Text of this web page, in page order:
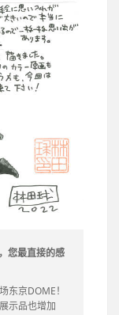
您最直接的感
东京DOME！
示品也增加